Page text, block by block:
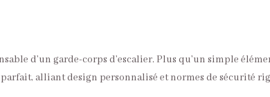
d’un garde-corps d’escalier. Plus qu’un simple
alliant design personnalisé et normes de sécurité